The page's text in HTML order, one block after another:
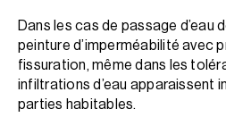
Dans les cas de passage d’eau
peinture d’imperméabilité avec
fissuration, même dans les
infiltrations d’eau apparaissent
parties habitables.